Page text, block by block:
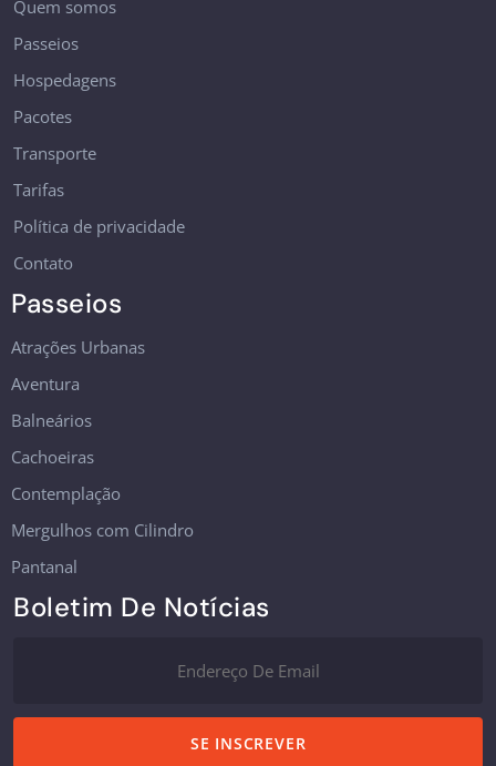
Quem somos
Passeios
Hospedagens
Pacotes
Transporte
Tarifas
Política de privacidade
Contato
Passeios
Atrações Urbanas
Aventura
Balneários
Cachoeiras
Contemplação
Mergulhos com Cilindro
Pantanal
Boletim De Notícias